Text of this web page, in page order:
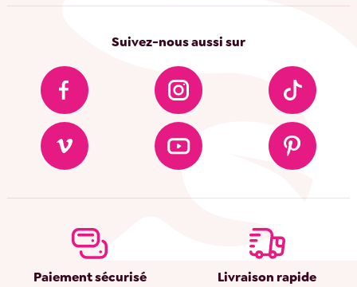
Suivez-nous aussi sur
Paiement sécurisé Livraison rapide